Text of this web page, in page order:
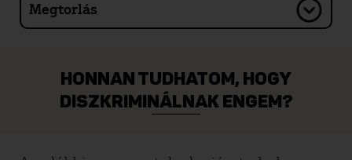
Megtorlás
HONNAN TUDHATOM, HOGY
DISZKRIMINÁLNAK ENGEM?